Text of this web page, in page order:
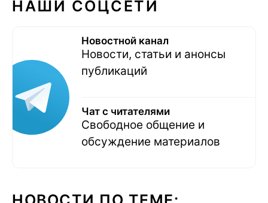
НАШИ СОЦСЕТИ
Новостной канал
Новости, статьи и анонсы
публикаций
Чат с читателями
Свободное общение и
обсуждение материалов